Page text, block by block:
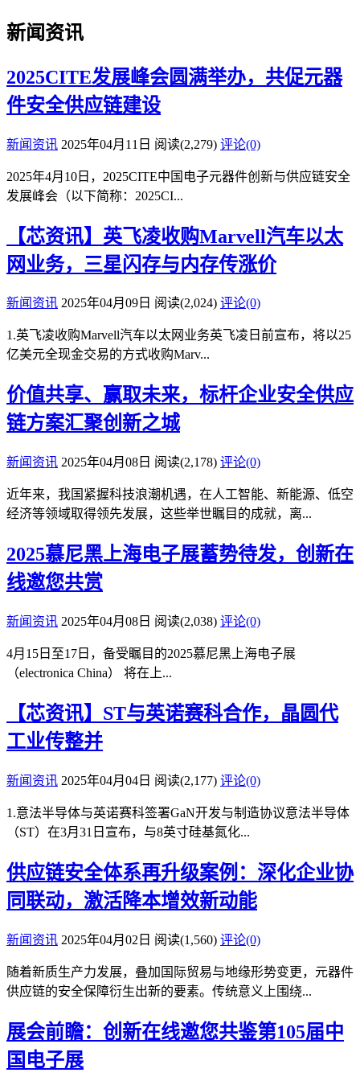
新闻资讯
2025CITE发展峰会圆满举办，共促元器
件安全供应链建设
新闻资讯 2025年04月11日 阅读(2,279) 评论(0)
2025年4月10日，2025CITE中国电子元器件创新与供应链安全
发展峰会（以下简称：2025CI...
【芯资讯】英飞凌收购Marvell汽车以太
网业务，三星闪存与内存传涨价
新闻资讯 2025年04月09日 阅读(2,024) 评论(0)
1.英飞凌收购Marvell汽车以太网业务英飞凌日前宣布，将以25
亿美元全现金交易的方式收购Marv...
价值共享、赢取未来，标杆企业安全供应
链方案汇聚创新之城
新闻资讯 2025年04月08日 阅读(2,178) 评论(0)
近年来，我国紧握科技浪潮机遇，在人工智能、新能源、低空
经济等领域取得领先发展，这些举世瞩目的成就，离...
2025慕尼黑上海电子展蓄势待发，创新在
线邀您共赏
新闻资讯 2025年04月08日 阅读(2,038) 评论(0)
4月15日至17日，备受瞩目的2025慕尼黑上海电子展
（electronica China） 将在上...
【芯资讯】ST与英诺赛科合作，晶圆代
工业传整并
新闻资讯 2025年04月04日 阅读(2,177) 评论(0)
1.意法半导体与英诺赛科签署GaN开发与制造协议意法半导体
（ST）在3月31日宣布，与8英寸硅基氮化...
供应链安全体系再升级案例：深化企业协
同联动，激活降本增效新动能
新闻资讯 2025年04月02日 阅读(1,560) 评论(0)
随着新质生产力发展，叠加国际贸易与地缘形势变更，元器件
供应链的安全保障衍生出新的要素。传统意义上围绕...
展会前瞻：创新在线邀您共鉴第105届中
国电子展